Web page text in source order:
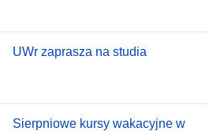
UWr zaprasza na studia
Sierpniowe kursy wakacyjne w